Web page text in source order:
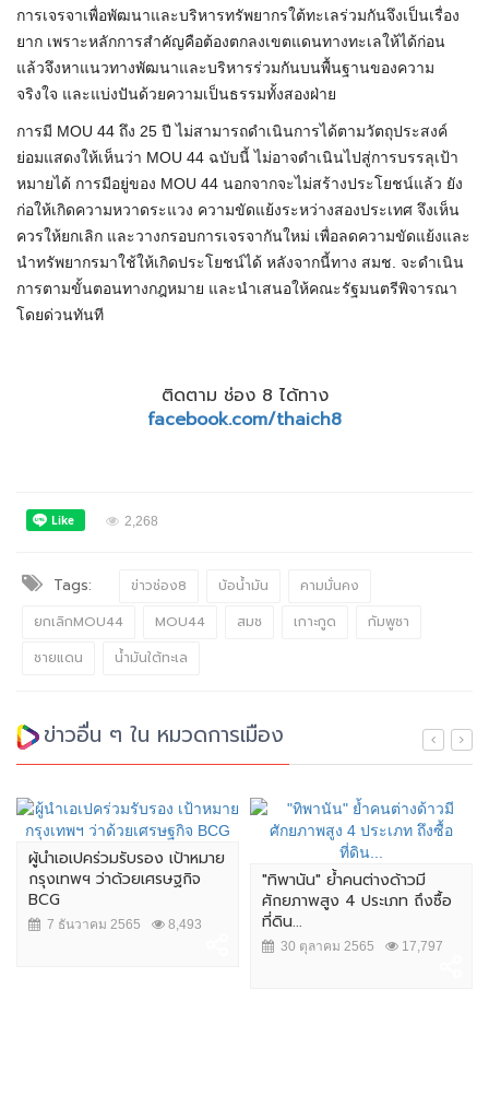
การเจรจาเพื่อพัฒนาและบริหารทรัพยากรใต้ทะเลร่วมกันจึงเป็นเรื่อง
ยาก เพราะหลักการสำคัญคือต้องตกลงเขตแดนทางทะเลให้ได้ก่อน
แล้วจึงหาแนวทางพัฒนาและบริหารร่วมกันบนพื้นฐานของความ
จริงใจ และแบ่งปันด้วยความเป็นธรรมทั้งสองฝ่าย
การมี MOU 44 ถึง 25 ปี ไม่สามารถดำเนินการได้ตามวัตถุประสงค์
ย่อมแสดงให้เห็นว่า MOU 44 ฉบับนี้ ไม่อาจดำเนินไปสู่การบรรลุเป้า
หมายได้ การมีอยู่ของ MOU 44 นอกจากจะไม่สร้างประโยชน์แล้ว ยัง
ก่อให้เกิดความหวาดระแวง ความขัดแย้งระหว่างสองประเทศ จึงเห็น
ควรให้ยกเลิก และวางกรอบการเจรจากันใหม่ เพื่อลดความขัดแย้งและ
นำทรัพยากรมาใช้ให้เกิดประโยชน์ได้ หลังจากนี้ทาง สมช. จะดำเนิน
การตามขั้นตอนทางกฎหมาย และนำเสนอให้คณะรัฐมนตรีพิจารณา
โดยด่วนทันที
ติดตาม ช่อง 8 ได้ทาง
facebook.com/thaich8
2,268
Tags: ข่าวช่อง8 บ้อน้ำมัน
คามมั่นคง
ยกเลิกMOU44
MOU44 สมช เกาะกูด
กัมพูชา
ชายแดน
น้ำมันใต้ทะเล
ข่าวอื่น ๆ ใน หมวดการเมือง
ผู้นำเอเปคร่วมรับรอง เป้าหมาย
กรุงเทพฯ ว่าด้วยเศรษฐกิจ
BCG
7 ธันวาคม 2565 8,493
"ทิพานัน" ย้ำคนต่างด้าวมี
ศักยภาพสูง 4 ประเภท ถึงซื้อ
ที่ดิน...
30 ตุลาคม 2565 17,797